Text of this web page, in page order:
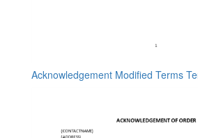
Acknowledgement Modified Terms